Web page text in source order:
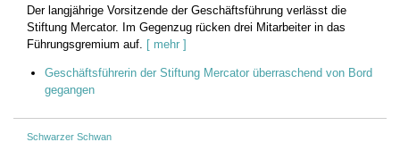
Der langjährige Vorsitzende der Geschäftsführung verlässt die
Stiftung Mercator. Im Gegenzug rücken drei Mitarbeiter in das
Führungsgremium auf. [ mehr ]
Geschäftsführerin der Stiftung Mercator überraschend von Bord
gegangen
Schwarzer Schwan